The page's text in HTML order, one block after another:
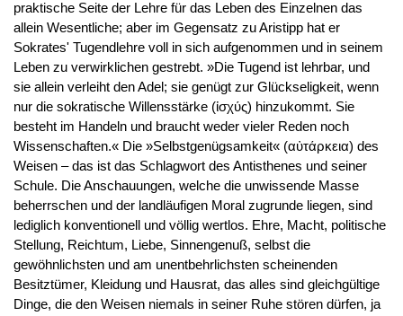
praktische Seite der Lehre für das Leben des Einzelnen das
allein Wesentliche; aber im Gegensatz zu Aristipp hat er
Sokrates' Tugendlehre voll in sich aufgenommen und in seinem
Leben zu verwirklichen gestrebt. »Die Tugend ist lehrbar, und
sie allein verleiht den Adel; sie genügt zur Glückseligkeit, wenn
nur die sokratische Willensstärke (ἰσχύς) hinzukommt. Sie
besteht im Handeln und braucht weder vieler Reden noch
Wissenschaften.« Die »Selbstgenügsamkeit« (αὐτάρκεια) des
Weisen – das ist das Schlagwort des Antisthenes und seiner
Schule. Die Anschauungen, welche die unwissende Masse
beherrschen und der landläufigen Moral zugrunde liegen, sind
lediglich konventionell und völlig wertlos. Ehre, Macht, politische
Stellung, Reichtum, Liebe, Sinnengenuß, selbst die
gewöhnlichsten und am unentbehrlichsten scheinenden
Besitztümer, Kleidung und Hausrat, das alles sind gleichgültige
Dinge, die den Weisen niemals in seiner Ruhe stören dürfen, ja